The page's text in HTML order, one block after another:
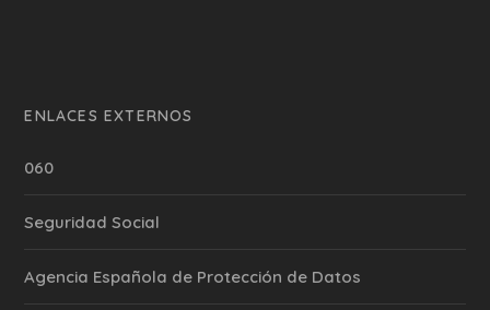
ENLACES EXTERNOS
060
Seguridad Social
Agencia Española de Protección de Datos